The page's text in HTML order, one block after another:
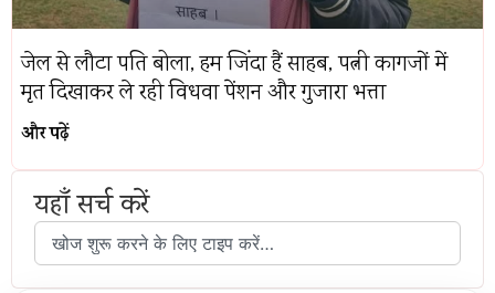
जेल से लौटा पति बोला, हम जिंदा हैं साहब, पत्नी कागजों में
मृत दिखाकर ले रही विधवा पेंशन और गुजारा भत्ता
और पढ़ें
यहाँ सर्च करें